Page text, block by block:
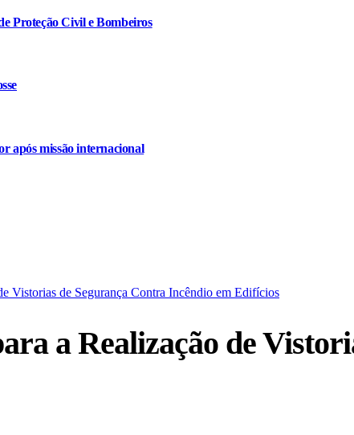
Proteção Civil e Bombeiros
após missão internacional
Vistorias de Segurança Contra Incêndio em Edifícios
a Realização de